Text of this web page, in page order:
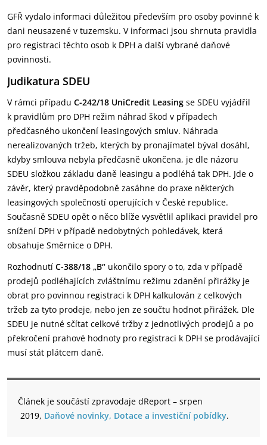
GFŘ vydalo informaci důležitou především pro osoby povinné k
dani neusazené v tuzemsku. V informaci jsou shrnuta pravidla
pro registraci těchto osob k DPH a další vybrané daňové
povinnosti.
Judikatura SDEU
V rámci případu C-242/18 UniCredit Leasing se SDEU vyjádřil
k pravidlům pro DPH režim náhrad škod v případech
předčasného ukončení leasingových smluv. Náhrada
nerealizovaných tržeb, kterých by pronajímatel býval dosáhl,
kdyby smlouva nebyla předčasně ukončena, je dle názoru
SDEU složkou základu daně leasingu a podléhá tak DPH. Jde o
závěr, který pravděpodobně zasáhne do praxe některých
leasingových společností operujících v České republice.
Současně SDEU opět o něco blíže vysvětlil aplikaci pravidel pro
snížení DPH v případě nedobytných pohledávek, která
obsahuje Směrnice o DPH.
Rozhodnutí C-388/18 „B“ ukončilo spory o to, zda v případě
prodejů podléhajících zvláštnímu režimu zdanění přirážky je
obrat pro povinnou registraci k DPH kalkulován z celkových
tržeb za tyto prodeje, nebo jen ze součtu hodnot přirážek. Dle
SDEU je nutné sčítat celkové tržby z jednotlivých prodejů a po
překročení prahové hodnoty pro registraci k DPH se prodávající
musí stát plátcem daně.
Článek je součástí zpravodaje dReport – srpen
2019, Daňové novinky, Dotace a investiční pobídky.